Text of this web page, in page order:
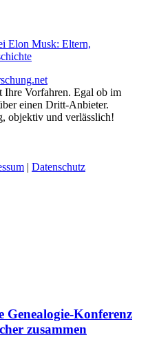
Elon Musk: Eltern,
Ihre Vorfahren. Egal ob im
einen Dritt-Anbieter.
objektiv und verlässlich!
| Datenschutz
Genealogie-Konferenz
zusammen